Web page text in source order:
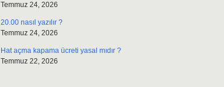
Temmuz 24, 2026
20.00 nasıl yazılır ?
Temmuz 24, 2026
Hat açma kapama ücreti yasal mıdır ?
Temmuz 22, 2026